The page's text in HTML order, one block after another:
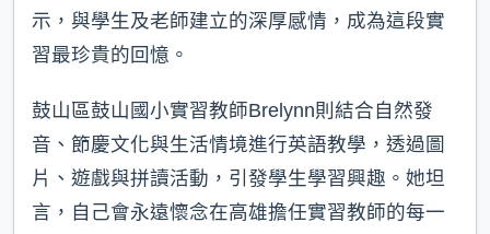
示，與學生及老師建立的深厚感情，成為這段實
習最珍貴的回憶。
鼓山區鼓山國小實習教師Brelynn則結合自然發
音、節慶文化與生活情境進行英語教學，透過圖
片、遊戲與拼讀活動，引發學生學習興趣。她坦
言，自己會永遠懷念在高雄擔任實習教師的每一